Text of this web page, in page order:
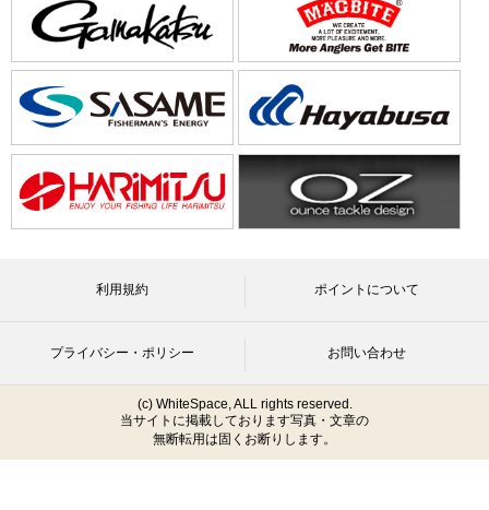
利用規約 ポイントについて
プライバシー・ポリシー お問い合わせ
(c) WhiteSpace, ALL rights reserved.
当サイトに掲載しております写真・文章の
無断転用は固くお断りします。